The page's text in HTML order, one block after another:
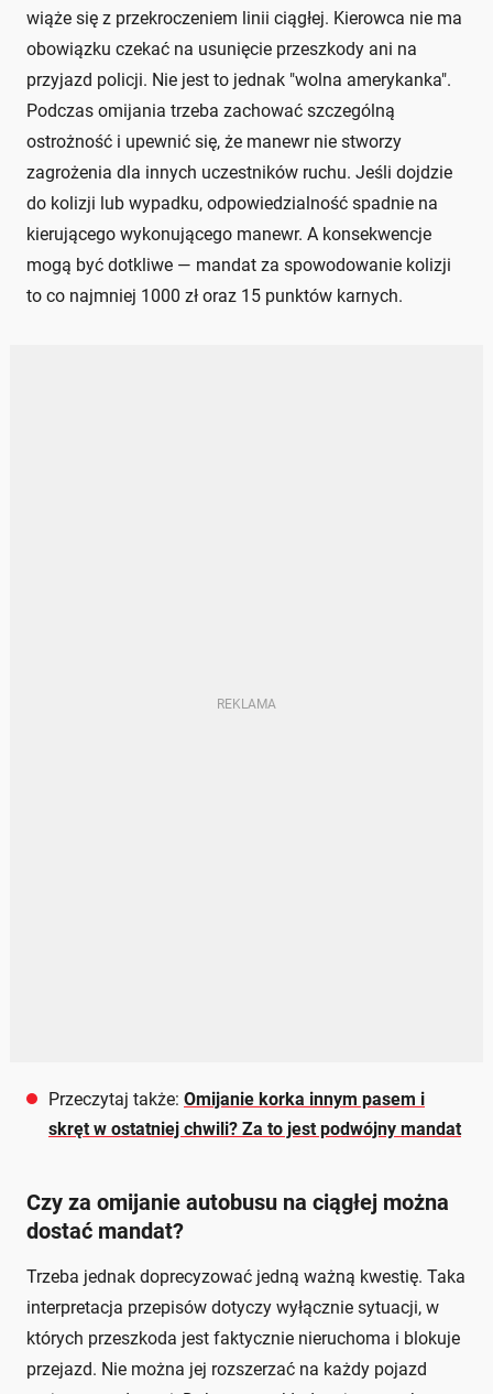
wiąże się z przekroczeniem linii ciągłej. Kierowca nie ma
obowiązku czekać na usunięcie przeszkody ani na
przyjazd policji. Nie jest to jednak "wolna amerykanka".
Podczas omijania trzeba zachować szczególną
ostrożność i upewnić się, że manewr nie stworzy
zagrożenia dla innych uczestników ruchu. Jeśli dojdzie
do kolizji lub wypadku, odpowiedzialność spadnie na
kierującego wykonującego manewr. A konsekwencje
mogą być dotkliwe — mandat za spowodowanie kolizji
to co najmniej 1000 zł oraz 15 punktów karnych.
Przeczytaj także: Omijanie korka innym pasem i
skręt w ostatniej chwili? Za to jest podwójny mandat
Czy za omijanie autobusu na ciągłej można
dostać mandat?
Trzeba jednak doprecyzować jedną ważną kwestię. Taka
interpretacja przepisów dotyczy wyłącznie sytuacji, w
których przeszkoda jest faktycznie nieruchoma i blokuje
przejazd. Nie można jej rozszerzać na każdy pojazd